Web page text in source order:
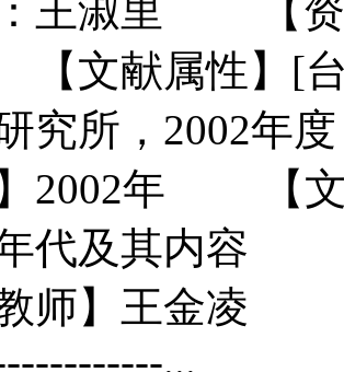
王淑里 【资
文献属性】[台
究所，2002
2002年 【文
代及其内容
师】王金凌
...